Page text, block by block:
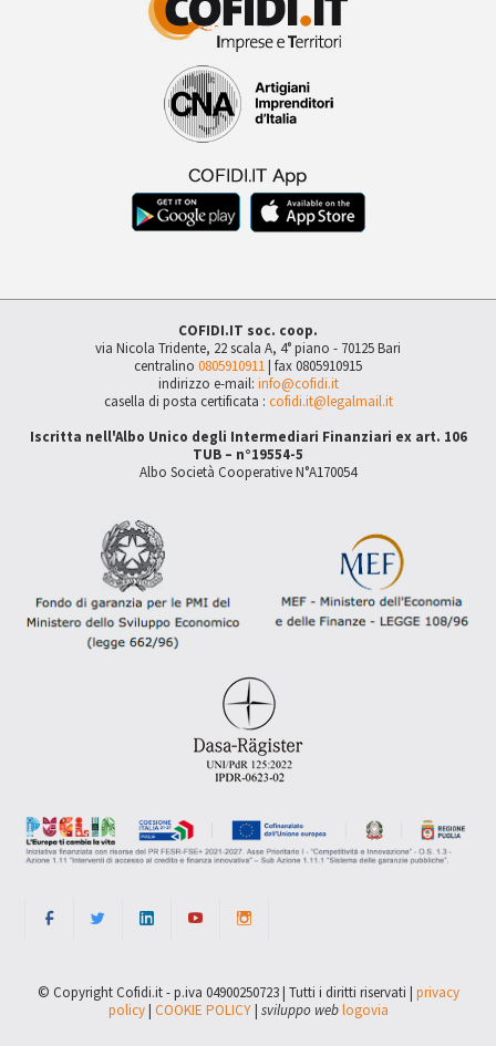
COFIDI.IT soc. coop.
via Nicola Tridente, 22 scala A, 4° piano - 70125 Bari
centralino 0805910911| fax 0805910915
indirizzo e-mail: info@cofidi.it
casella di posta certificata : cofidi.it@legalmail.it
Iscritta nell'Albo Unico degli Intermediari Finanziari ex art. 106
TUB – n°19554-5
Albo Società Cooperative N°A170054
© Copyright Cofidi.it - p.iva 04900250723 | Tutti i diritti riservati | privacy
policy| COOKIE POLICY| sviluppo web logovia